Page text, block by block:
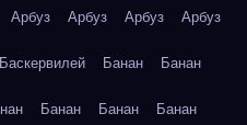
Арбуз Арбуз Арбуз Арбуз
Банан Банан
Банан Банан Банан